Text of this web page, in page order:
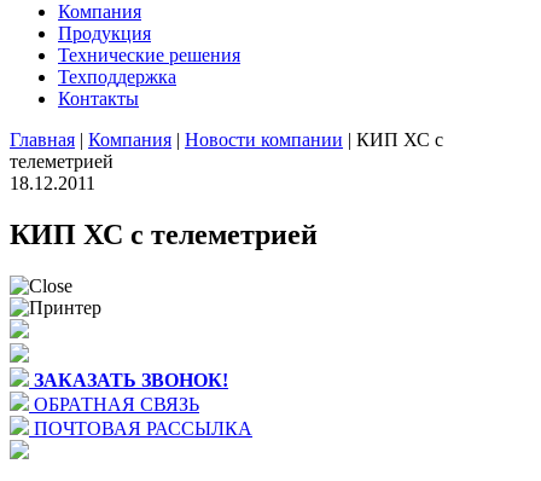
Компания
Продукция
Технические решения
Техподдержка
Контакты
Главная | Компания | Новости компании | КИП ХС с
телеметрией
18.12.2011
КИП ХС с телеметрией
ЗАКАЗАТЬ ЗВОНОК!
ОБРАТНАЯ СВЯЗЬ
ПОЧТОВАЯ РАССЫЛКА